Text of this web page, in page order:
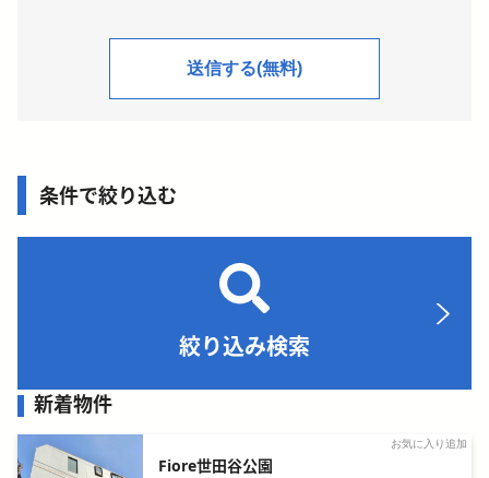
条件で絞り込む
絞り込み検索
新着物件
お気に入り追加
Fiore世田谷公園